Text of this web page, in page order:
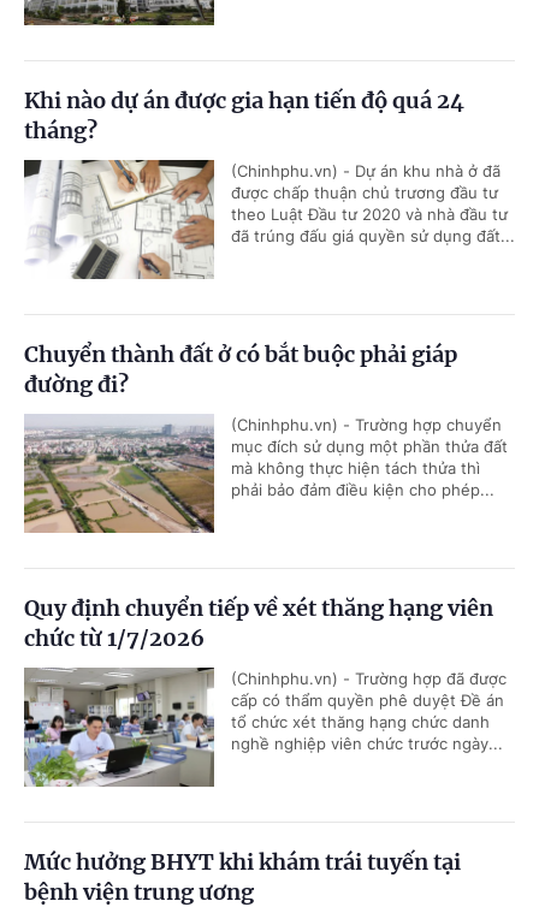
Khi nào dự án được gia hạn tiến độ quá 24
tháng?
(Chinhphu.vn) - Dự án khu nhà ở đã
được chấp thuận chủ trương đầu tư
theo Luật Đầu tư 2020 và nhà đầu tư
đã trúng đấu giá quyền sử dụng đất...
Chuyển thành đất ở có bắt buộc phải giáp
đường đi?
(Chinhphu.vn) - Trường hợp chuyển
mục đích sử dụng một phần thửa đất
mà không thực hiện tách thửa thì
phải bảo đảm điều kiện cho phép...
Quy định chuyển tiếp về xét thăng hạng viên
chức từ 1/7/2026
(Chinhphu.vn) - Trường hợp đã được
cấp có thẩm quyền phê duyệt Đề án
tổ chức xét thăng hạng chức danh
nghề nghiệp viên chức trước ngày...
Mức hưởng BHYT khi khám trái tuyến tại
bệnh viện trung ương